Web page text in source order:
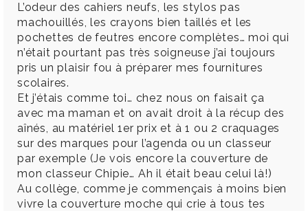
L’odeur des cahiers neufs, les stylos pas
machouillés, les crayons bien taillés et les
pochettes de feutres encore complètes… moi qui
n’était pourtant pas très soigneuse j’ai toujours
pris un plaisir fou à préparer mes fournitures
scolaires.
Et j’étais comme toi… chez nous on faisait ça
avec ma maman et on avait droit à la récup des
aînés, au matériel 1er prix et à 1 ou 2 craquages
sur des marques pour l’agenda ou un classeur
par exemple (Je vois encore la couverture de
mon classeur Chipie… Ah il était beau celui là!)
Au collège, comme je commençais à moins bien
vivre la couverture moche qui crie à tous tes